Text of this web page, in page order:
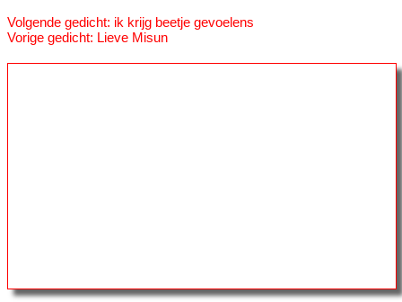
Volgende gedicht: ik krijg beetje gevoelens
Vorige gedicht: Lieve Misun